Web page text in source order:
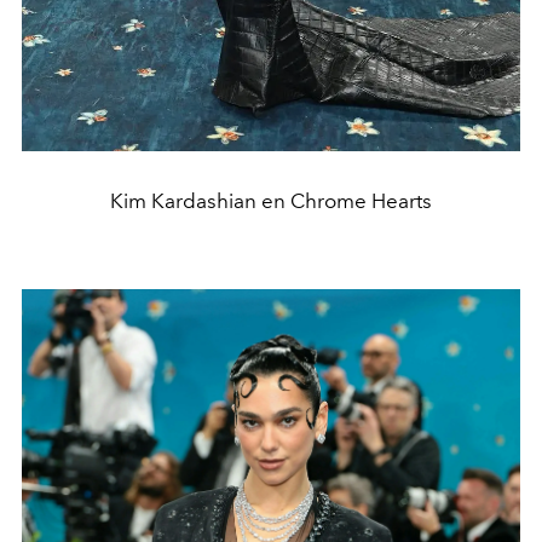
Kim Kardashian en Chrome Hearts